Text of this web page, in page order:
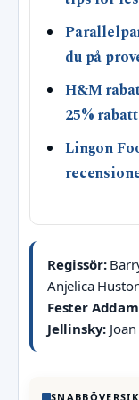
du på
H&M
25%
Lingon
Regissör:
Anjelica
Fester
Jellinsky: